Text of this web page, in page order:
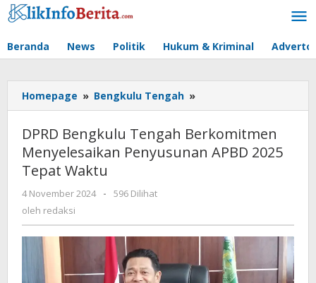
Lewati
ke
Beranda News Politik Hukum & Kriminal
Homepage » Bengkulu Tengah »
Bengkulu
Berkomitmen
Menyelesaikan
Waktu
DPRD Bengkulu Tengah Berkomitmen
Menyelesaikan Penyusunan APBD 2025
Tepat Waktu
4 November 2024
oleh
-
596 Dilihat
oleh redaksi